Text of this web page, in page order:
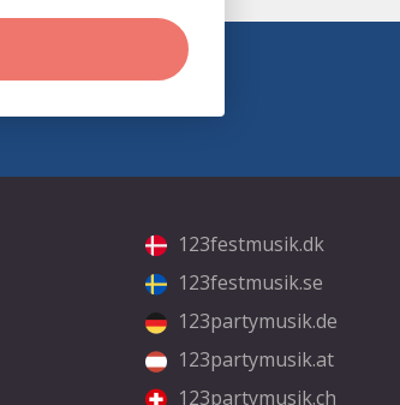
123festmusik.dk
123festmusik.se
123partymusik.de
123partymusik.at
123partymusik.ch